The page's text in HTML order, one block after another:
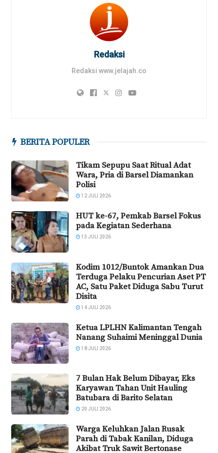
Redaksi
Redaksi www.jelajah.co
BERITA POPULER
Tikam Sepupu Saat Ritual Adat
Wara, Pria di Barsel Diamankan
Polisi
12 JULI 2026
HUT ke-67, Pemkab Barsel Fokus
pada Kegiatan Sederhana
13 JULI 2026
Kodim 1012/Buntok Amankan Dua
Terduga Pelaku Pencurian Aset PT
AC, Satu Paket Diduga Sabu Turut
Disita
14 JULI 2026
Ketua LPLHN Kalimantan Tengah
Nanang Suhaimi Meninggal Dunia
18 JULI 2026
7 Bulan Hak Belum Dibayar, Eks
Karyawan Tahan Unit Hauling
Batubara di Barito Selatan
20 JULI 2026
Warga Keluhkan Jalan Rusak
Parah di Tabak Kanilan, Diduga
Akibat Truk Sawit Bertonase